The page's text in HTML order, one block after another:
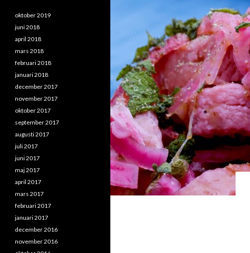
oktober 2019
juni 2018
april 2018
mars 2018
februari 2018
januari 2018
december 2017
november 2017
oktober 2017
september 2017
augusti 2017
juli 2017
juni 2017
maj 2017
april 2017
mars 2017
februari 2017
januari 2017
december 2016
november 2016